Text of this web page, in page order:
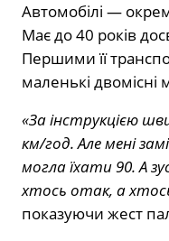
Автомобілі —
Має до 40 років
Першими її
маленькі двомісні
«За інструкцією
км/год. Але мені
могла їхати 90. А
хтось отак, а
показуючи жест